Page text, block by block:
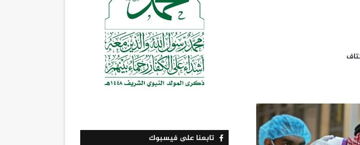
تابعنا على فيسبوك